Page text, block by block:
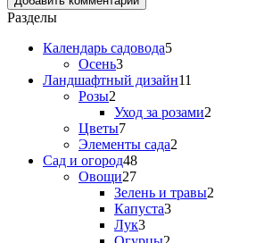
Разделы
Календарь садовода5
Осень3
Ландшафтный дизайн11
Розы2
Уход за розами2
Цветы7
Элементы сада2
Сад и огород48
Овощи27
Зелень и травы2
Капуста3
Лук3